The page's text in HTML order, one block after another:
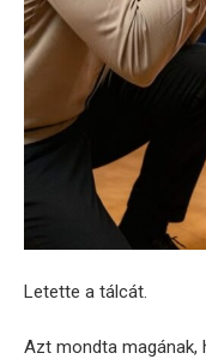
Letette a tálcát.
Azt mondta magának,